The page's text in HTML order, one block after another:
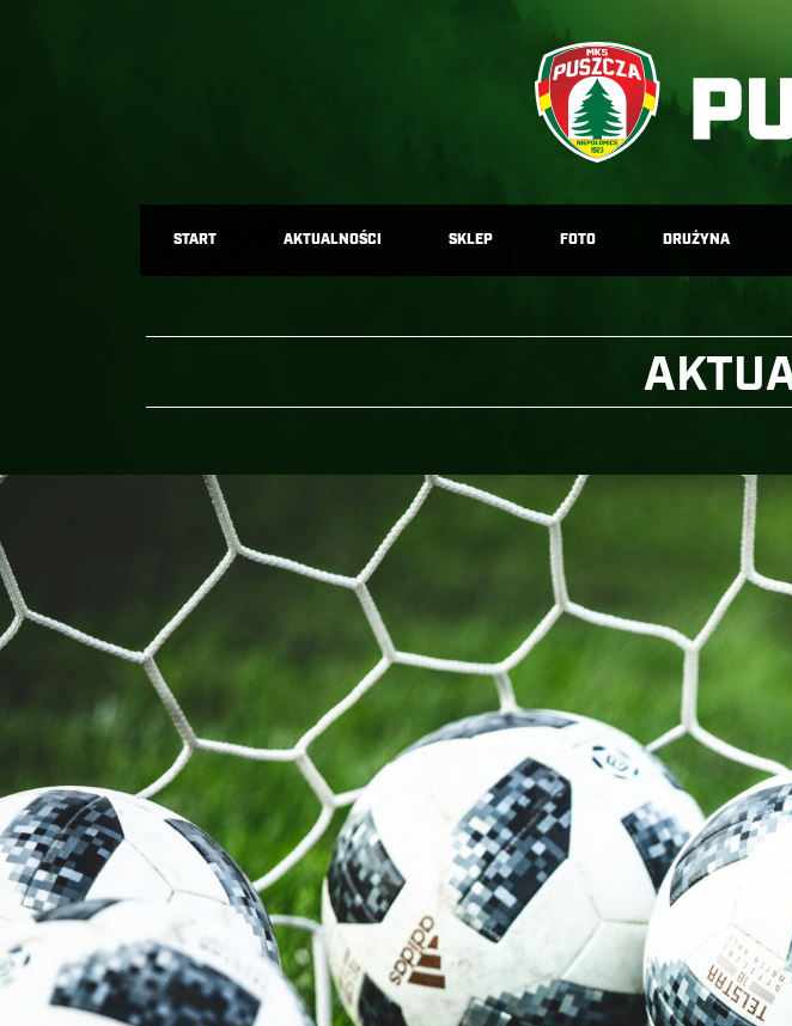
START AKTUALNOŚCI SKLEP FOTO DRUŻYNA